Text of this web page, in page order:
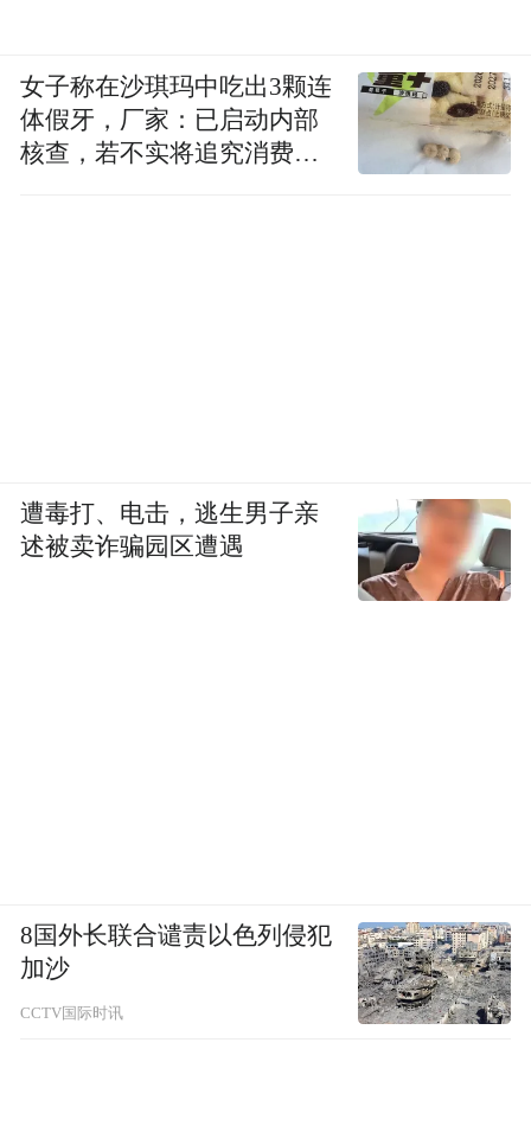
女子称在沙琪玛中吃出3颗连
体假牙，厂家：已启动内部
核查，若不实将追究消费者
遭毒打、电击，逃生男子亲
述被卖诈骗园区遭遇
8国外长联合谴责以色列侵犯
加沙
CCTV国际时讯